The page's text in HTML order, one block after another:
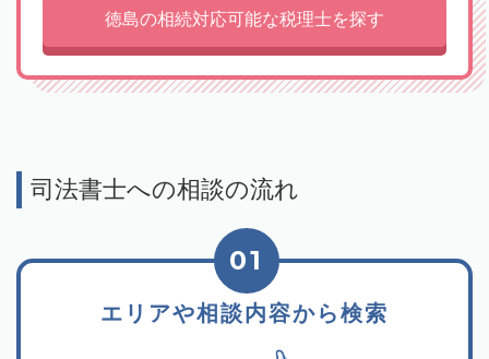
徳島の相続対応可能な税理士を探す
司法書士への相談の流れ
エリアや相談内容から検索
01